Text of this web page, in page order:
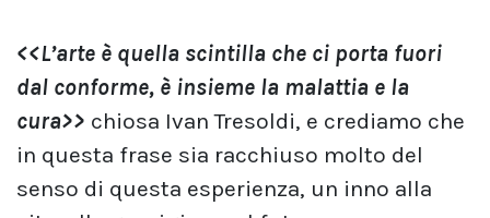
<<L’arte è quella scintilla che ci porta fuori
dal conforme, è insieme la malattia e la
cura>> chiosa Ivan Tresoldi, e crediamo che
in questa frase sia racchiuso molto del
senso di questa esperienza, un inno alla